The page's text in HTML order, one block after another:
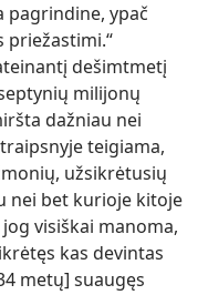
pagrindine, ypač
priežastimi.“
dešimtmetį
milijonų
dažniau nei
teigiama,
užsikrėtusių
nei bet kurioje kitoje
visiškai manoma,
kas devintas
metų] suaugęs